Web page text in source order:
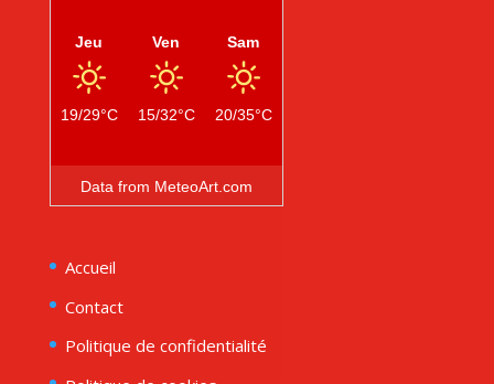
Jeu
19/29°C
Ven
15/32°C
Sam
20/35°C
Data from MeteoArt.com
Accueil
Contact
Politique de confidentialité